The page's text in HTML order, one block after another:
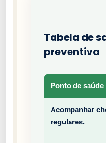
Tabela de
preventiva
Ponto de saúde
Acompanhar
regulares.